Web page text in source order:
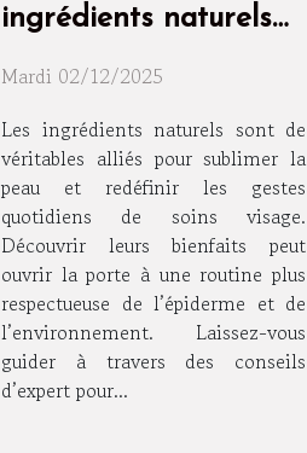
ingrédients naturels
votre routine de soins
visage
Mardi 02/12/2025
Les ingrédients naturels sont de
véritables alliés pour sublimer la
peau et redéfinir les gestes
quotidiens de soins visage.
Découvrir leurs bienfaits peut
ouvrir la porte à une routine plus
respectueuse de l’épiderme et de
l’environnement. Laissez-vous
guider à travers des conseils
d’expert pour...